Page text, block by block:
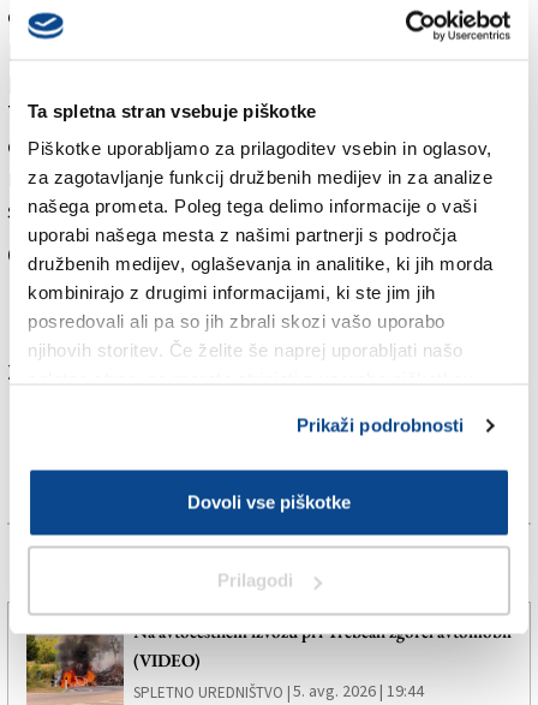
Ta spletna stran vsebuje piškotke
Piškotke uporabljamo za prilagoditev vsebin in oglasov,
za zagotavljanje funkcij družbenih medijev in za analize
našega prometa. Poleg tega delimo informacije o vaši
uporabi našega mesta z našimi partnerji s področja
družbenih medijev, oglaševanja in analitike, ki jih morda
kombinirajo z drugimi informacijami, ki ste jim jih
posredovali ali pa so jih zbrali skozi vašo uporabo
njihovih storitev. Če želite še naprej uporabljati našo
Prikaži podrobnosti
Dovoli vse piškotke
Prilagodi
okraja zahtevali reševanje številnih težav. Ob vsaki
prireditvi ali številnejšem obisku se namreč v Lonjeru
Tržaški župan Roberto Dipiazza je iskreno čestital
odbornici Lodi za opravljeno delo in obujal spomine
na mlada leta, ko je z ljubico iskal samotne kraje in s
svojim Mercedesom obiskal Lonjer.
Občina je za izgradnjo parkirišča vložila 33.645,35 evra.
Več v jutrišnji tiskani izdaji.
Za branje in pisanje komentarjev
Na avtocestnem izvozu pri Trebčah zgorel avtomobil
(VIDEO)
SPLETNO UREDNIŠTVO |5. avg. 2026 | 19:44